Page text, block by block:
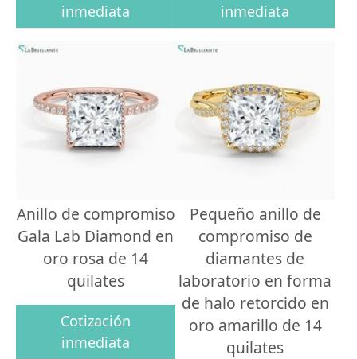
inmediata
inmediata
Anillo de compromiso
Gala Lab Diamond en
oro rosa de 14
quilates
Cotización
inmediata
Pequeño anillo de
compromiso de
diamantes de
laboratorio en forma
de halo retorcido en
oro amarillo de 14
quilates